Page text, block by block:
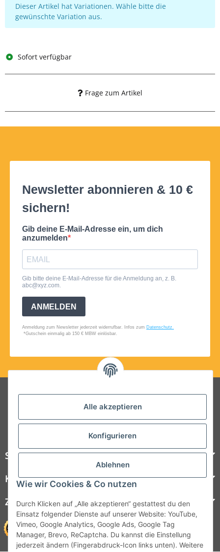
Alle akzeptieren
Konfigurieren
Ablehnen
Wie wir Cookies & Co nutzen
Durch Klicken auf „Alle akzeptieren“ gestattest du den
Einsatz folgender Dienste auf unserer Website: YouTube,
Vimeo, Google Analytics, Google Ads, Google Tag
Manager, Brevo, ReCaptcha. Du kannst die Einstellung
jederzeit ändern (Fingerabdruck-Icon links unten). Weitere
x
Dieser Artikel hat Variationen. Wähle bitte die
gewünschte Variation aus.
Sofort verfügbar
Frage zum Artikel
Folgt uns auf Social Media
Steelboxx
Kundenservice
Zahlungsmöglichkeiten